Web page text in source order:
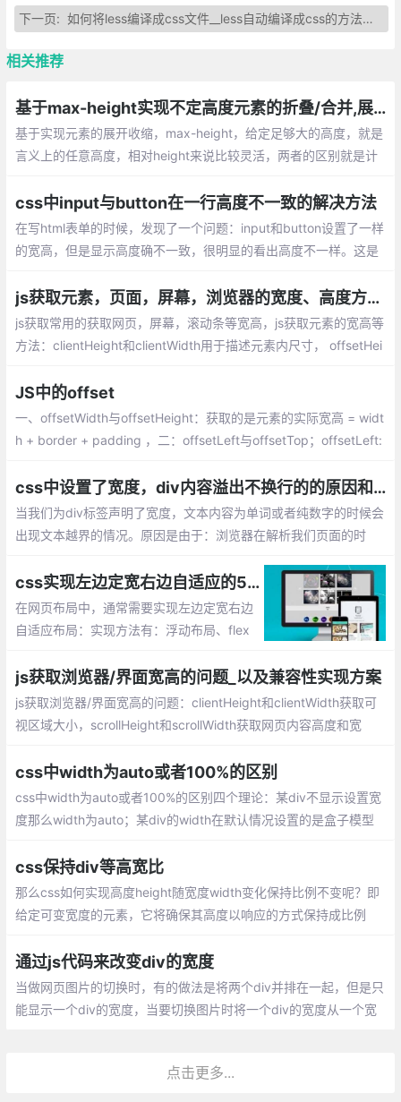
下一页:如何将less编译成css文件__less自动编译成css的方法总结
相关推荐
基于max-height实现不定高度元素的折叠/合并,展开/收缩的动画效果
基于实现元素的展开收缩，max-height，给定足够大的高度，就是
言义上的任意高度，相对height来说比较灵活，两者的区别就是计
识这种写法必须给定足够存放内容的高。
css中input与button在一行高度不一致的解决方法
在写html表单的时候，发现了一个问题：input和button设置了一样
的宽高，但是显示高度确不一致，很明显的看出高度不一样。这是
js获取元素，页面，屏幕，浏览器的宽度、高度方法总汇
js获取常用的获取网页，屏幕，滚动条等宽高，js获取元素的宽高等
方法：clientHeight和clientWidth用于描述元素内尺寸， offsetHei
内边距的边缘和边框的外边缘之间的水平和垂直距离...
JS中的offset
一、offsetWidth与offsetHeight：获取的是元素的实际宽高 = widt
h + border + padding ，二：offsetLeft与offsetTop；offsetLeft:
自己上外边框与父级元素的上内边框的距离
css中设置了宽度，div内容溢出不换行的的原因和解决方法
当我们为div标签声明了宽度，文本内容为单词或者纯数字的时候会
出现文本越界的情况。原因是由于：浏览器在解析我们页面的时
行换行。
css实现左边定宽右边自适应的5种方法总汇
在网页布局中，通常需要实现左边定宽右边
自适应布局：实现方法有：浮动布局、flex
局
js获取浏览器/界面宽高的问题_以及兼容性实现方案
js获取浏览器/界面宽高的问题：clientHeight和clientWidth获取可
视区域大小，scrollHeight和scrollWidth获取网页内容高度和宽
区域包括滚动条等边线，会随窗口的显示大小改变）
css中width为auto或者100%的区别
css中width为auto或者100%的区别四个理论：某div不显示设置宽
度那么width为auto；某div的width在默认情况设置的是盒子模型
的宽度为其父元素的宽度
css保持div等高宽比
那么css如何实现高度height随宽度width变化保持比例不变呢？即
给定可变宽度的元素，它将确保其高度以响应的方式保持成比例
种方式来实现这种效果。
通过js代码来改变div的宽度
当做网页图片的切换时，有的做法是将两个div并排在一起，但是只
能显示一个div的宽度，当要切换图片时将一个div的宽度从一个宽
点击更多...